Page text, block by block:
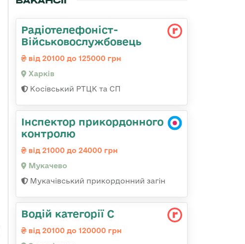
Радіотелефоніст-
Військовослужбовець
від 20100 до 125000 грн
Харків
Косівський РТЦК та СП
Інспектор прикордонного
контролю
від 21000 до 24000 грн
Мукачево
Мукачівський прикордонний загін
Водій категорії С
від 20100 до 120000 грн